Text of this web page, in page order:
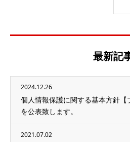
最新記
2024.12.26
個人情報保護に関する基本方針【
を公表致します。
2021.07.02